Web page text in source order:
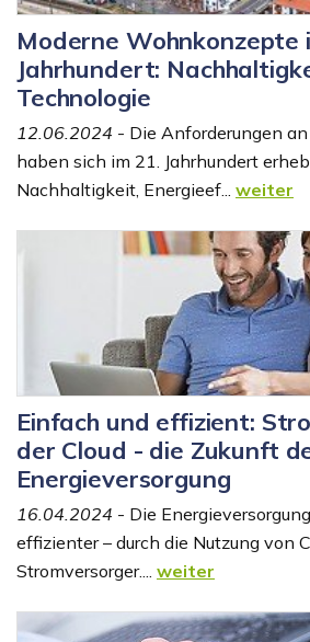
Moderne Wohnkonzepte
Jahrhundert:
Technologie
12.06.2024 - Die Anforderungen
haben sich im 21. Jahrhundert
Nachhaltigkeit, Energieef... weiter
Einfach und effizient:
der Cloud - die Zukunft
Energieversorgung
16.04.2024 - Die
effizienter – durch die Nutzung von
Stromversorger.... weiter